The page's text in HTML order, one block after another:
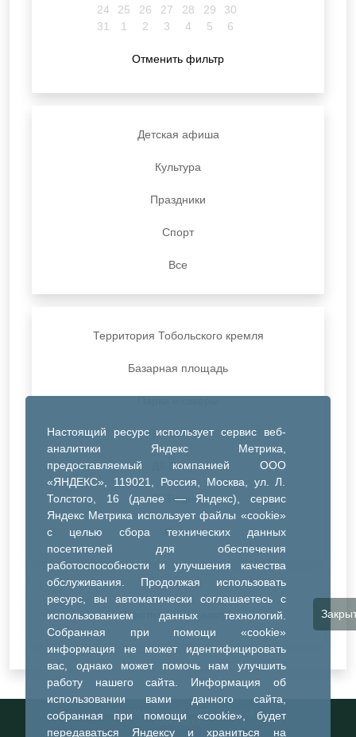
Настоящий ресурс использует сервис веб-
аналитики Яндекс Метрика,
предоставляемый компанией ООО
«ЯНДЕКС», 119021, Россия, Москва, ул. Л.
Толстого, 16 (далее — Яндекс), сервис
Яндекс Метрика использует файлы «cookie»
с целью сбора технических данных
посетителей для обеспечения
работоспособности и улучшения качества
обслуживания. Продолжая использовать
ресурс, вы автоматически соглашаетесь с
использованием данных технологий.
Собранная при помощи «cookie»
информация не может идентифицировать
вас, однако может помочь нам улучшить
работу нашего сайта. Информация об
использовании вами данного сайта,
собранная при помощи «cookie», будет
передаваться Яндексу и храниться на
24
25 26 27 28 29
30
31
1 2 3 4 5 6
Отменить фильтр
Детская афиша
Культура
Праздники
Спорт
Все
Территория Тобольского кремля
Базарная площадь
ДК Синтез
ДК Речник
ДК Водник
Иное
Очистить все фильтры
Информационный портал города
Тобольска